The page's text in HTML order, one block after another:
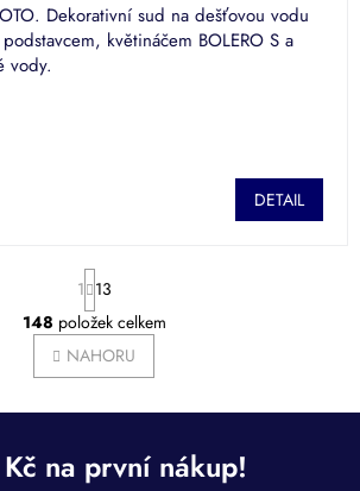
Dekorativní sud na dešťovou vodu
květináčem BOLERO S a
vody.
DETAIL
O
v
l
d
c
S
t
r
á
n
k
v
n
í
1 13
148 položek celkem
NAHORU